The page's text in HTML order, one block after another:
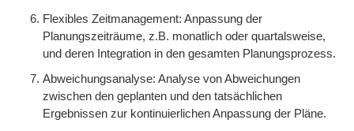
Flexibles Zeitmanagement: Anpassung der
Planungszeiträume, z.B. monatlich oder quartalsweise,
und deren Integration in den gesamten Planungsprozess.
Abweichungsanalyse: Analyse von Abweichungen
zwischen den geplanten und den tatsächlichen
Ergebnissen zur kontinuierlichen Anpassung der Pläne.